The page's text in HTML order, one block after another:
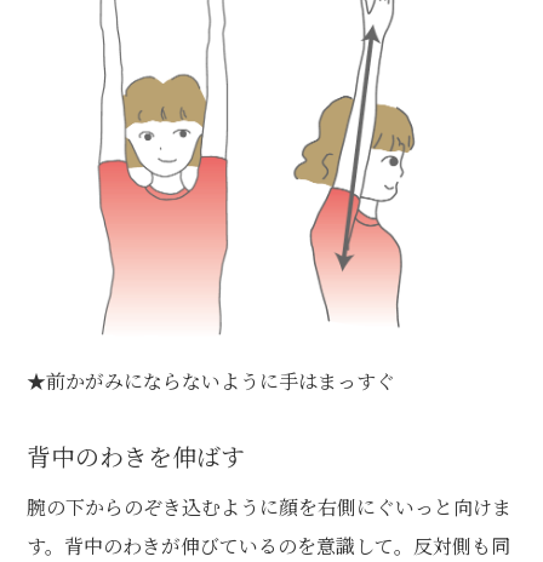
★前かがみにならないように手はまっすぐ
背中のわきを伸ばす
腕の下からのぞき込むように顔を右側にぐいっと向けま
す。背中のわきが伸びているのを意識して。反対側も同